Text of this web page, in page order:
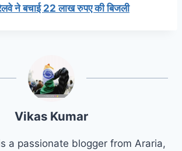
ने बचाई 22 लाख रुपए की बिजली
Vikas Kumar
a passionate blogger from Araria,